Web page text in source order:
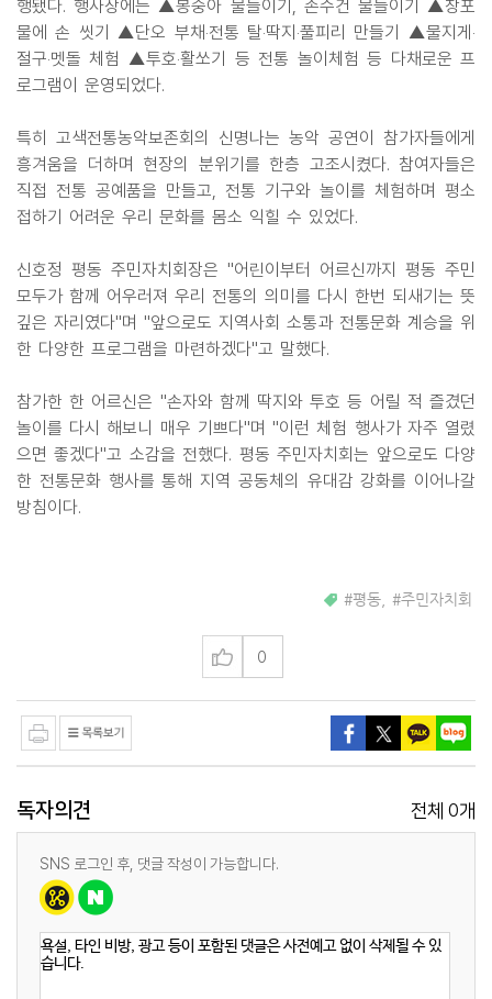
행됐다. 행사장에는 ▲봉숭아 물들이기, 손수건 물들이기 ▲창포
물에 손 씻기 ▲단오 부채‧전통 탈‧딱지‧풀피리 만들기 ▲물지게‧
절구‧멧돌 체험 ▲투호‧활쏘기 등 전통 놀이체험 등 다채로운 프
로그램이 운영되었다.
특히 고색전통농악보존회의 신명나는 농악 공연이 참가자들에게
흥겨움을 더하며 현장의 분위기를 한층 고조시켰다. 참여자들은
직접 전통 공예품을 만들고, 전통 기구와 놀이를 체험하며 평소
접하기 어려운 우리 문화를 몸소 익힐 수 있었다.
신호정 평동 주민자치회장은 "어린이부터 어르신까지 평동 주민
모두가 함께 어우러져 우리 전통의 의미를 다시 한번 되새기는 뜻
깊은 자리였다"며 "앞으로도 지역사회 소통과 전통문화 계승을 위
한 다양한 프로그램을 마련하겠다"고 말했다.
참가한 한 어르신은 "손자와 함께 딱지와 투호 등 어릴 적 즐겼던
놀이를 다시 해보니 매우 기쁘다"며 "이런 체험 행사가 자주 열렸
으면 좋겠다"고 소감을 전했다. 평동 주민자치회는 앞으로도 다양
한 전통문화 행사를 통해 지역 공동체의 유대감 강화를 이어나갈
방침이다.
#평동 #주민자치회
0
독자의견 전체 0개
SNS 로그인 후, 댓글 작성이 가능합니다.